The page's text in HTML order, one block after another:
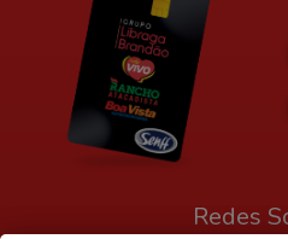
Redes